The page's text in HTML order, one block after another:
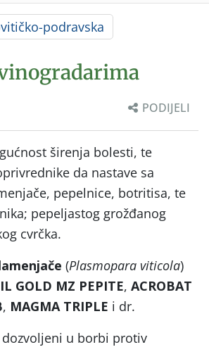
podravska
PODIJELI
širenja bolesti, te
da nastave sa
pepelnice, botritisa, te
pepeljastog grožđanog
cvrčka.
(Plasmopara viticola)
GOLD MZ PEPITE, ACROBAT
, MAGMA TRIPLE i dr.
u borbi protiv